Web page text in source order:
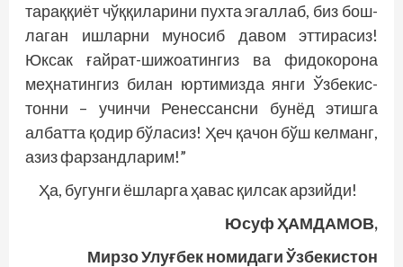
тараққиёт чўққиларини пухта эгаллаб, биз бош­
лаган ишларни муносиб давом эттирасиз!
Юксак ғайрат-шижоатингиз ва фидокорона
меҳнатингиз билан юртимизда янги Ўзбекис­
тонни – учинчи Ренессансни бунёд этишга
албатта қодир бўласиз! Ҳеч қачон бўш келманг,
азиз фарзандларим!”
Ҳа, бугунги ёшларга ҳавас қилсак арзийди!
Юсуф ҲАМДАМОВ,
Мирзо Улуғбек номидаги Ўзбекистон